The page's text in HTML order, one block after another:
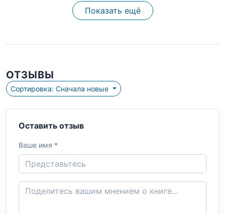
Показать ещё
ОТЗЫВЫ
Сортировка: Сначала новые
Оставить отзыв
Ваше имя *